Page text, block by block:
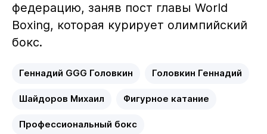
федерацию, заняв пост главы World
Boxing, которая курирует олимпийский
бокс.
Геннадий GGG Головкин Головкин Геннадий
Шайдоров Михаил Фигурное катание
Профессиональный бокс